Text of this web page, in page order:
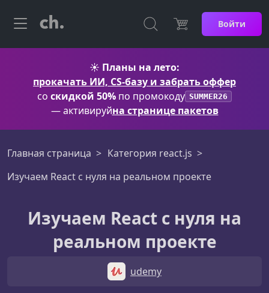
Войти
☀️ Планы на лето:
прокачать ИИ, CS-базу и забрать оффер
со скидкой 50% по промокоду SUMMER26
— активируйна странице пакетов
Главная страница
Категория react.js
Изучаем React с нуля на реальном проекте
Изучаем React с нуля на
реальном проекте
udemy